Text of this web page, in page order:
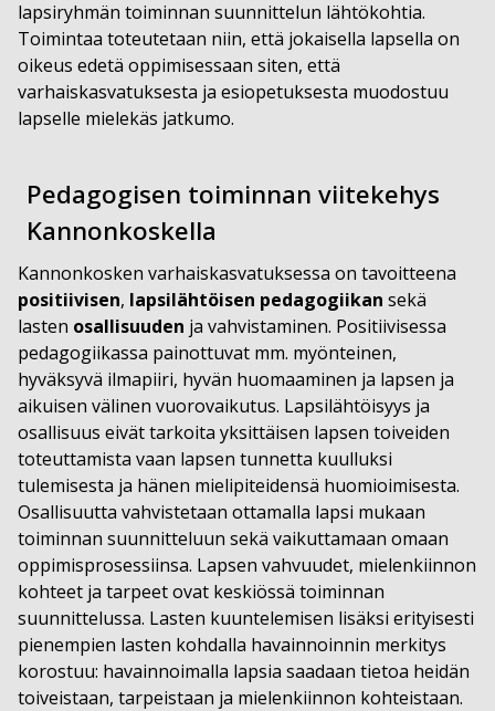
lapsiryhmän toiminnan suunnittelun lähtökohtia.
Toimintaa toteutetaan niin, että jokaisella lapsella on
oikeus edetä oppimisessaan siten, että
varhaiskasvatuksesta ja esiopetuksesta muodostuu
lapselle mielekäs jatkumo.
Pedagogisen toiminnan viitekehys
Kannonkoskella
Kannonkosken varhaiskasvatuksessa on tavoitteena
positiivisen, lapsilähtöisen pedagogiikan sekä
lasten osallisuuden ja vahvistaminen. Positiivisessa
pedagogiikassa painottuvat mm. myönteinen,
hyväksyvä ilmapiiri, hyvän huomaaminen ja lapsen ja
aikuisen välinen vuorovaikutus. Lapsilähtöisyys ja
osallisuus eivät tarkoita yksittäisen lapsen toiveiden
toteuttamista vaan lapsen tunnetta kuulluksi
tulemisesta ja hänen mielipiteidensä huomioimisesta.
Osallisuutta vahvistetaan ottamalla lapsi mukaan
toiminnan suunnitteluun sekä vaikuttamaan omaan
oppimisprosessiinsa. Lapsen vahvuudet, mielenkiinnon
kohteet ja tarpeet ovat keskiössä toiminnan
suunnittelussa. Lasten kuuntelemisen lisäksi erityisesti
pienempien lasten kohdalla havainnoinnin merkitys
korostuu: havainnoimalla lapsia saadaan tietoa heidän
toiveistaan, tarpeistaan ja mielenkiinnon kohteistaan.